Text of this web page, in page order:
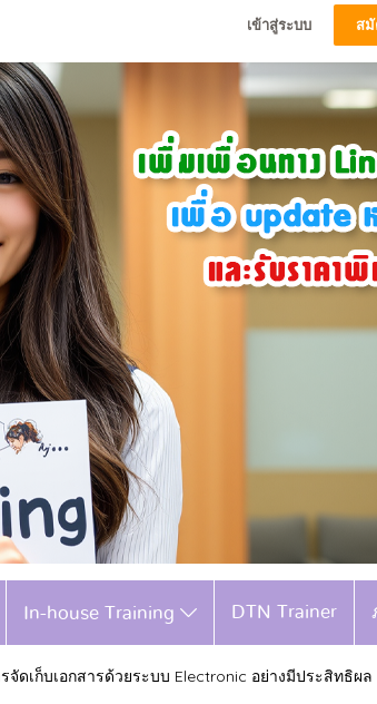
เข้าสู่ระบบ สมั
In-house Training DTN Trainer
จัดเก็บเอกสารด้วยระบบ Electronic อย่างมีประสิทธิผล